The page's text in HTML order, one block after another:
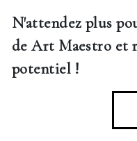
N'attendez plus
de Art Maestro et
potentiel !